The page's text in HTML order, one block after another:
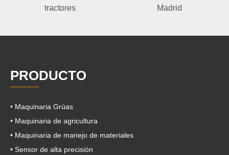
tractores
Madrid
PRODUCTO
• Maquinaria Grúas
• Maquinaria de agricultura
• Maquinaria de manejo de materiales
• Sensor de alta precisión